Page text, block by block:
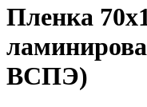
Пленка
ВСПЭ)